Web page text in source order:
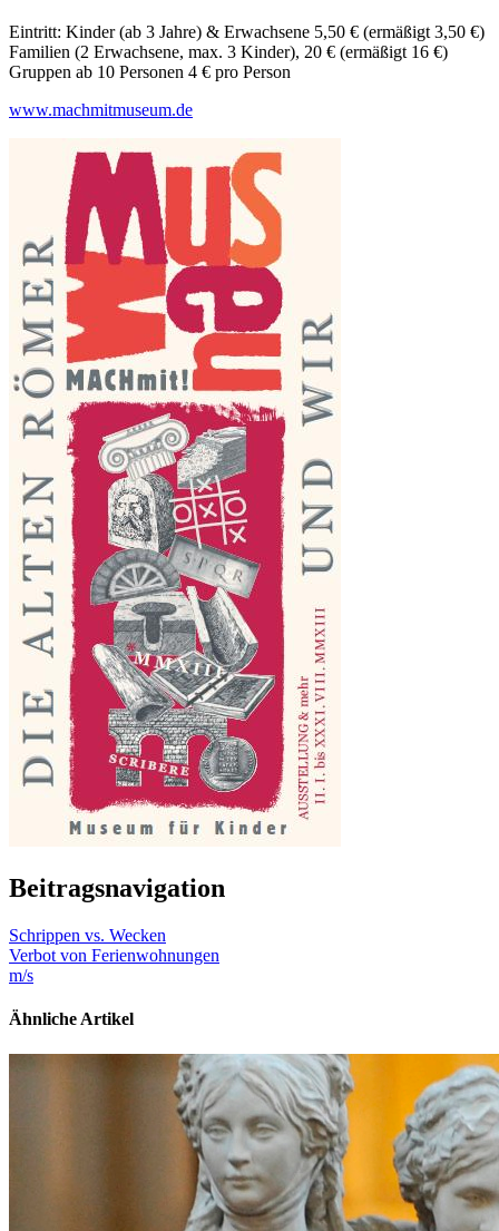
Eintritt: Kinder (ab 3 Jahre) & Erwachsene 5,50 € (ermäßigt 3,50 €)
Familien (2 Erwachsene, max. 3 Kinder), 20 € (ermäßigt 16 €)
Gruppen ab 10 Personen 4 € pro Person
www.machmitmuseum.de
Beitragsnavigation
Schrippen vs. Wecken
Verbot von Ferienwohnungen
m/s
Ähnliche Artikel